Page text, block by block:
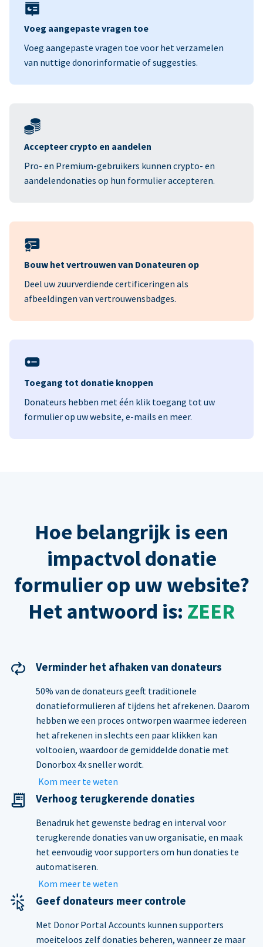
Voeg aangepaste vragen toe
Voeg aangepaste vragen toe voor het verzamelen
van nuttige donorinformatie of suggesties.
Accepteer crypto en aandelen
Pro- en Premium-gebruikers kunnen crypto- en
aandelendonaties op hun formulier accepteren.
Bouw het vertrouwen van Donateuren op
Deel uw zuurverdiende certificeringen als
afbeeldingen van vertrouwensbadges.
Toegang tot donatie knoppen
Donateurs hebben met één klik toegang tot uw
formulier op uw website, e-mails en meer.
Hoe belangrijk is een
impactvol donatie
formulier op uw website?
Het antwoord is: ZEER
Verminder het afhaken van donateurs
50% van de donateurs geeft traditionele
donatieformulieren af tijdens het afrekenen. Daarom
hebben we een proces ontworpen waarmee iedereen
het afrekenen in slechts een paar klikken kan
voltooien, waardoor de gemiddelde donatie met
Donorbox 4x sneller wordt.
Kom meer te weten
Verhoog terugkerende donaties
Benadruk het gewenste bedrag en interval voor
terugkerende donaties van uw organisatie, en maak
het eenvoudig voor supporters om hun donaties te
automatiseren.
Kom meer te weten
Geef donateurs meer controle
Met Donor Portal Accounts kunnen supporters
moeiteloos zelf donaties beheren, wanneer ze maar